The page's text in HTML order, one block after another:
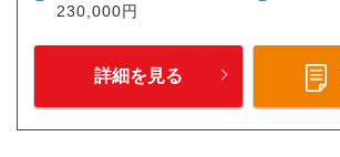
230,000円
詳細を見る